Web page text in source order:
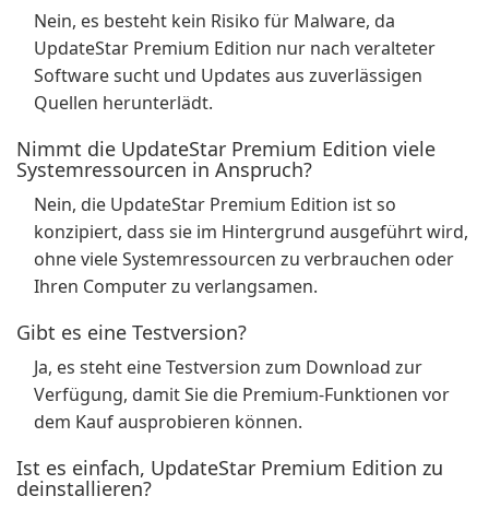
Nein, es besteht kein Risiko für Malware, da
UpdateStar Premium Edition nur nach veralteter
Software sucht und Updates aus zuverlässigen
Quellen herunterlädt.
Nimmt die UpdateStar Premium Edition viele
Systemressourcen in Anspruch?
Nein, die UpdateStar Premium Edition ist so
konzipiert, dass sie im Hintergrund ausgeführt wird,
ohne viele Systemressourcen zu verbrauchen oder
Ihren Computer zu verlangsamen.
Gibt es eine Testversion?
Ja, es steht eine Testversion zum Download zur
Verfügung, damit Sie die Premium-Funktionen vor
dem Kauf ausprobieren können.
Ist es einfach, UpdateStar Premium Edition zu
deinstallieren?